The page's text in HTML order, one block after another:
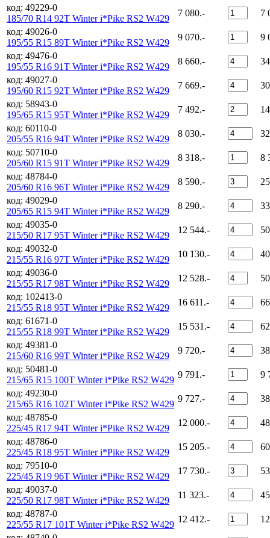
код: 49229-0
185/70 R14 92T Winter i*Pike RS2 W429
7 080.-
7
код: 49026-0
195/55 R15 89T Winter i*Pike RS2 W429
9 070.-
9
код: 49476-0
195/55 R16 91T Winter i*Pike RS2 W429
8 660.-
код: 49027-0
195/60 R15 92T Winter i*Pike RS2 W429
7 669.-
код: 58943-0
195/65 R15 95T Winter i*Pike RS2 W429
7 492.-
код: 60110-0
205/55 R16 94T Winter i*Pike RS2 W429
8 030.-
код: 50710-0
205/60 R15 91T Winter i*Pike RS2 W429
8 318.-
8
код: 48784-0
205/60 R16 96T Winter i*Pike RS2 W429
8 590.-
код: 49029-0
205/65 R15 94T Winter i*Pike RS2 W429
8 290.-
код: 49035-0
215/50 R17 95T Winter i*Pike RS2 W429
12 544.-
код: 49032-0
215/55 R16 97T Winter i*Pike RS2 W429
10 130.-
код: 49036-0
215/55 R17 98T Winter i*Pike RS2 W429
12 528.-
код: 102413-0
215/55 R18 95T Winter i*Pike RS2 W429
16 611.-
код: 61671-0
215/55 R18 99T Winter i*Pike RS2 W429
15 531.-
код: 49381-0
215/60 R16 99T Winter i*Pike RS2 W429
9 720.-
код: 50481-0
215/65 R15 100T Winter i*Pike RS2 W429
9 791.-
9
код: 49230-0
215/65 R16 102T Winter i*Pike RS2 W429
9 727.-
код: 48785-0
225/45 R17 94T Winter i*Pike RS2 W429
12 000.-
код: 48786-0
225/45 R18 95T Winter i*Pike RS2 W429
15 205.-
код: 79510-0
225/45 R19 96T Winter i*Pike RS2 W429
17 730.-
код: 49037-0
225/50 R17 98T Winter i*Pike RS2 W429
11 323.-
код: 48787-0
225/55 R17 101T Winter i*Pike RS2 W429
12 412.-